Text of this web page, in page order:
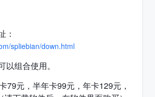
：
spliebian/down.html
以组合使用。
79元，半年卡99元，年卡129元，